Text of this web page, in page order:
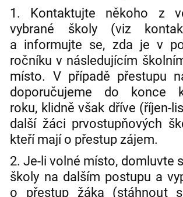
1. Kontaktujte někoho z
vybrané školy (viz
a informujte se, zda je v
ročníku v následujícím
místo. V případě přestupu
doporučujeme do konce
roku, klidně však dříve (říjen-
další žáci prvostupňových
kteří mají o přestup zájem.
2. Je-li volné místo, domluvte
školy na dalším postupu a
o přestup žáka (stáhnout